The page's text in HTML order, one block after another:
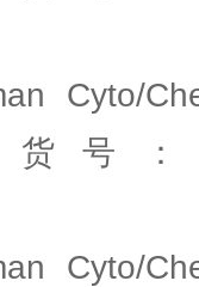
Cyto/
货号
Cyto/